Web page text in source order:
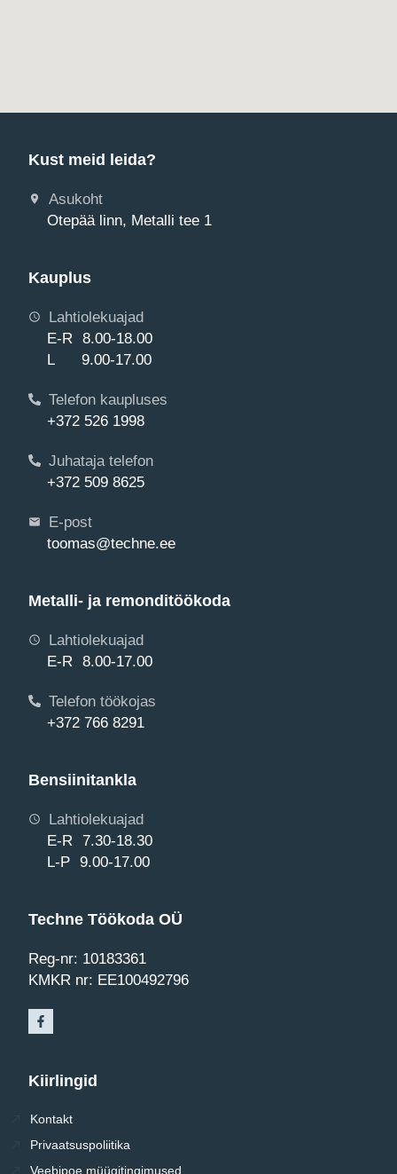
Kust meid leida?
Asukoht
Otepää linn, Metalli tee 1
Kauplus
Lahtiolekuajad
E-R 8.00-18.00
L 9.00-17.00
Telefon kaupluses
+372 526 1998
Juhataja telefon
+372 509 8625
E-post
toomas@techne.ee
Metalli- ja remonditöökoda
Lahtiolekuajad
E-R 8.00-17.00
Telefon töökojas
+372 766 8291
Bensiinitankla
Lahtiolekuajad
E-R 7.30-18.30
L-P 9.00-17.00
Techne Töökoda OÜ
Reg-nr: 10183361
KMKR nr: EE100492796
Kiirlingid
Kontakt
Privaatsuspoliitika
Veebipoe müügitingimused